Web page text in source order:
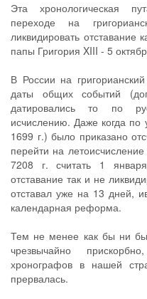
Эта хронологическая
переходе на
ликвидировать отставание
папы Григория XIII - 5
В России на
даты общих событий
датировались то по
исчислению. Даже когда по
1699 г.) было приказано
перейти на
7208 г. считать 1
отставание так и не
отставал уже на 13 дней,
календарная реформа.
Тем не менее как бы ни
чрезвычайно
хронографов в нашей
прервалась.